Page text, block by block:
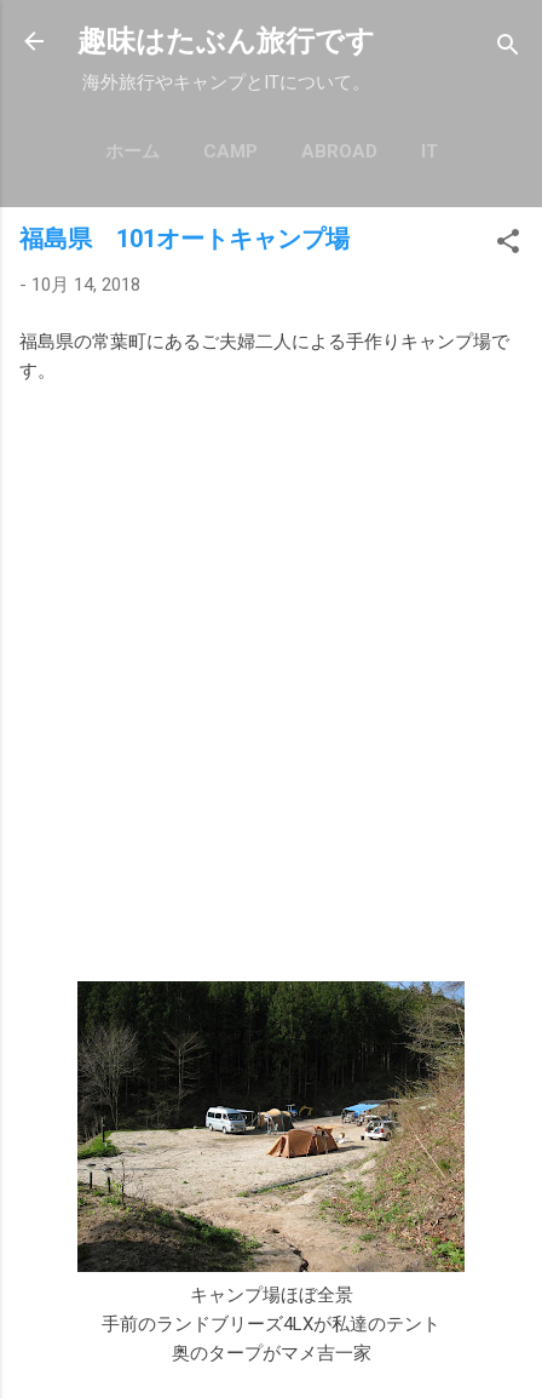
スキップしてメイン コンテンツに移動
趣味はたぶん旅行です
海外旅行やキャンプとITについて。
ホーム CAMP ABROAD IT
もっと見る… POLICY
福島県 101オートキャンプ場
- 10月 14, 2018
福島県の常葉町にあるご夫婦二人による手作りキャンプ場で
す。
キャンプ場ほぼ全景
手前のランドブリーズ4LXが私達のテント
奥のタープがマメ吉一家